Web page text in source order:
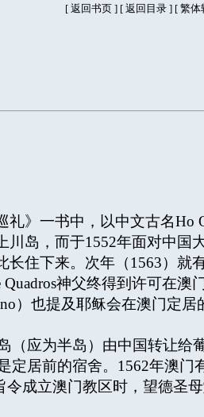
[ 返回书页 ] [ 返回目录 ] [ 繁体
》一书中，以中文古名Ho
岛，而于1552年面对中国
住下来。次年（1563）就
神父终得到许可在澳
）也提及耶稣会在澳门定居
应为半岛）由中国转让给
定居前的宿舍。1562年澳门
令成立澳门教区时，望德圣